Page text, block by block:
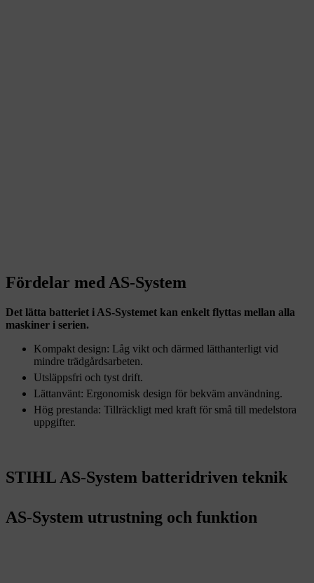
Fördelar med AS-System
Det lätta batteriet i AS-Systemet kan enkelt flyttas mellan alla
maskiner i serien.
Kompakt design: Låg vikt och därmed lätthanterligt vid
mindre trädgårdsarbeten.
Utsläppsfri och tyst drift.
Lättanvänt: Ergonomisk design för bekväm användning.
Hög prestanda: Tillräckligt med kraft för små till medelstora
uppgifter.
STIHL AS-System batteridriven teknik
AS-System utrustning och funktion